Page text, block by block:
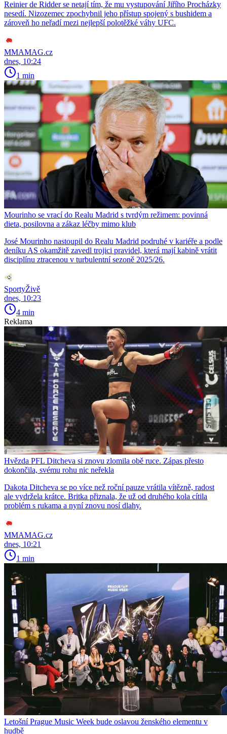
Reinier de Ridder se netají tím, že mu vystupování Jiřího Procházky
nesedí. Nizozemec zpochybnil jeho přístup spojený s bushidem a
zároveň ho neřadí mezi nejlepší polotěžké váhy UFC.
MMAMAG.cz
dnes, 10:24
1 min
Mourinho se vrací do Realu Madrid s tvrdým režimem: povinná
dieta, posilovna a zákaz léčby mimo klub
José Mourinho nastoupil do Realu Madrid podruhé v kariéře a podle
deníku AS okamžitě zavedl trojici pravidel, která mají kabině vrátit
disciplínu ztracenou v turbulentní sezoně 2025/26.
SportyŽivě
dnes, 10:23
4 min
Reklama
Hvězda PFL Ditcheva si znovu zlomila obě ruce. Zápas přesto
dokončila, svému rohu nic neřekla
Dakota Ditcheva se po více než roční pauze vrátila vítězně, radost
ale vydržela krátce. Britka přiznala, že už od druhého kola cítila
problém s rukama a nyní znovu nosí dlahy.
MMAMAG.cz
dnes, 10:21
1 min
Letošní Prague Music Week bude oslavou ženského elementu v
hudbě